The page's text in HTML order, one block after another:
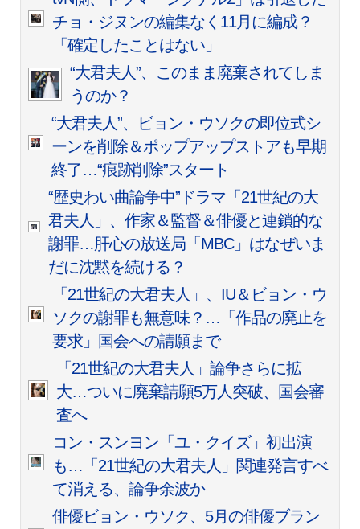
チョ・ジヌンの編集なく11月に編成？
「確定したことはない」
“大君夫人”、このまま廃棄されてしま
うのか？
“大君夫人”、ビョン・ウソクの即位式シ
ーンを削除＆ポップアップストアも早期
終了…“痕跡削除”スタート
“歴史わい曲論争中”ドラマ「21世紀の大
君夫人」、作家＆監督＆俳優と連鎖的な
謝罪…肝心の放送局「MBC」はなぜいま
だに沈黙を続ける？
「21世紀の大君夫人」、IU＆ビョン・ウ
ソクの謝罪も無意味？…「作品の廃止を
要求」国会への請願まで
「21世紀の大君夫人」論争さらに拡
大…ついに廃棄請願5万人突破、国会審
査へ
コン・スンヨン「ユ・クイズ」初出演
も…「21世紀の大君夫人」関連発言すべ
て消える、論争余波か
俳優ビョン・ウソク、5月の俳優ブラン